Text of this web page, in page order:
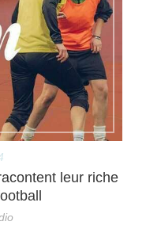
leur riche